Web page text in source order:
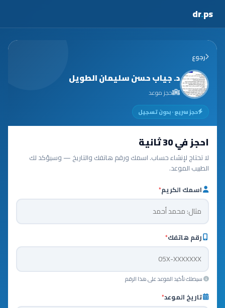
dr.ps
رجوع
د. جياب حسن سليمان الطويل
حجز موعد
حجز سريع · بدون تسجيل
احجز في 30 ثانية
لا تحتاج لإنشاء حساب. اسمك ورقم هاتفك والتاريخ — وسيؤكد لك
الطبيب الموعد.
اسمك الكريم*
رقم هاتفك*
سيصلك تأكيد الموعد على هذا الرقم
تاريخ الموعد*